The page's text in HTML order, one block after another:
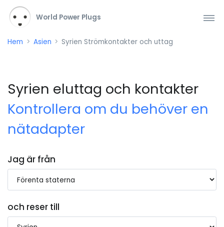
World Power Plugs
Hem Asien Syrien Strömkontakter och uttag
Syrien eluttag och kontakter
Kontrollera om du behöver en
nätadapter
Jag är från
och reser till